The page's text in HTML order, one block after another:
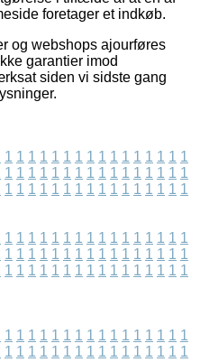
foretager et indkøb.
og webshops ajourføres
garantier imod
siden vi sidste gang
1 1 1 1 1 1 1 1 1 1 1 1 1 1 1 1
1 1 1 1 1 1 1 1 1 1 1 1 1 1 1 1
1 1 1 1 1 1 1 1 1 1 1 1 1 1 1 1
1 1 1 1 1 1 1 1 1 1 1 1 1 1 1 1
1 1 1 1 1 1 1 1 1 1 1 1 1 1 1 1
1 1 1 1 1 1 1 1 1 1 1 1 1 1 1 1
1 1 1 1 1 1 1 1 1 1 1 1 1 1 1 1
1 1 1 1 1 1 1 1 1 1 1 1 1 1 1 1